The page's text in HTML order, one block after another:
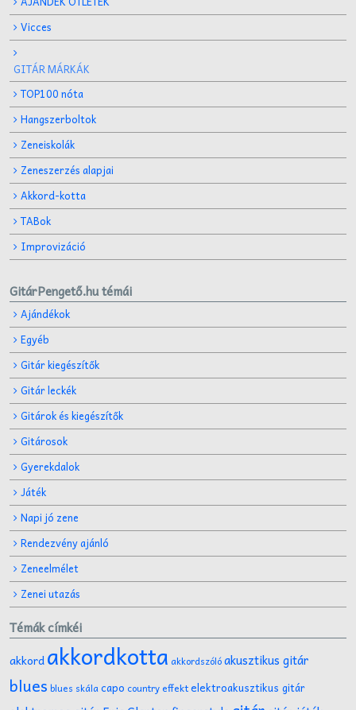
Vicces
GITÁR MÁRKÁK
TOP100 nóta
Hangszerboltok
Zeneiskolák
Zeneszerzés alapjai
Akkord-kotta
TABok
Improvizáció
GitárPengető.hu témái
Ajándékok
Egyéb
Gitár kiegészítők
Gitár leckék
Gitárok és kiegészítők
Gitárosok
Gyerekdalok
Játék
Napi jó zene
Rendezvény ajánló
Zeneelmélet
Zenei utazás
Témák címkéi
akkordakkordkotta akkordszólóakusztikus gitár
blues blues skálacapo country effektelektroakusztikus gitár